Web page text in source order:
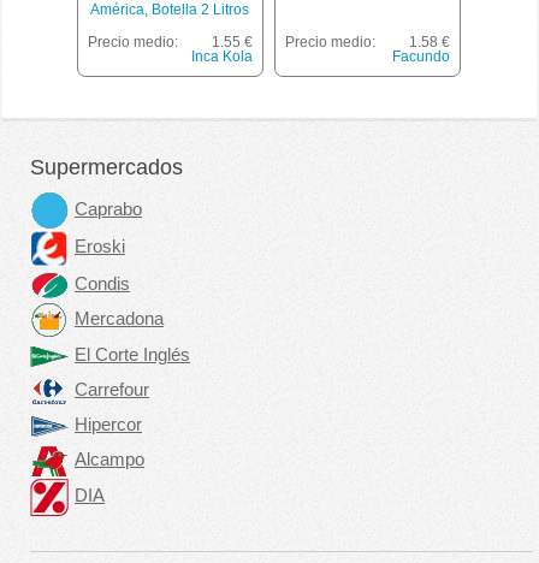
América, Botella 2 Litros
Precio medio:
1.55 €
Inca Kola
Precio medio:
1.58 €
Facundo
Supermercados
Caprabo
Eroski
Condis
Mercadona
El Corte Inglés
Carrefour
Hipercor
Alcampo
DIA